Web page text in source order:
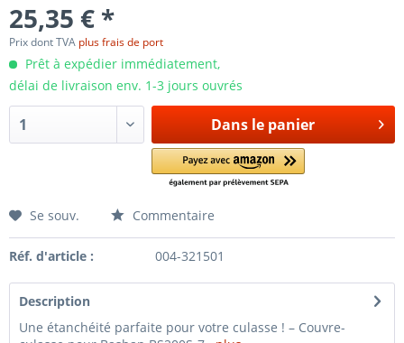
25,35 € *
Prix dont TVA plus frais de port
Prêt à expédier immédiatement,
délai de livraison env. 1-3 jours ouvrés
Dans le panier
Se souv. Commentaire
Réf. d'article : 004-321501
Description
Une étanchéité parfaite pour votre culasse ! – Couvre-